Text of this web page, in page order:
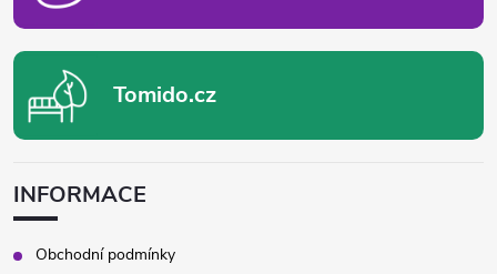
Tomido.cz
INFORMACE
Obchodní podmínky